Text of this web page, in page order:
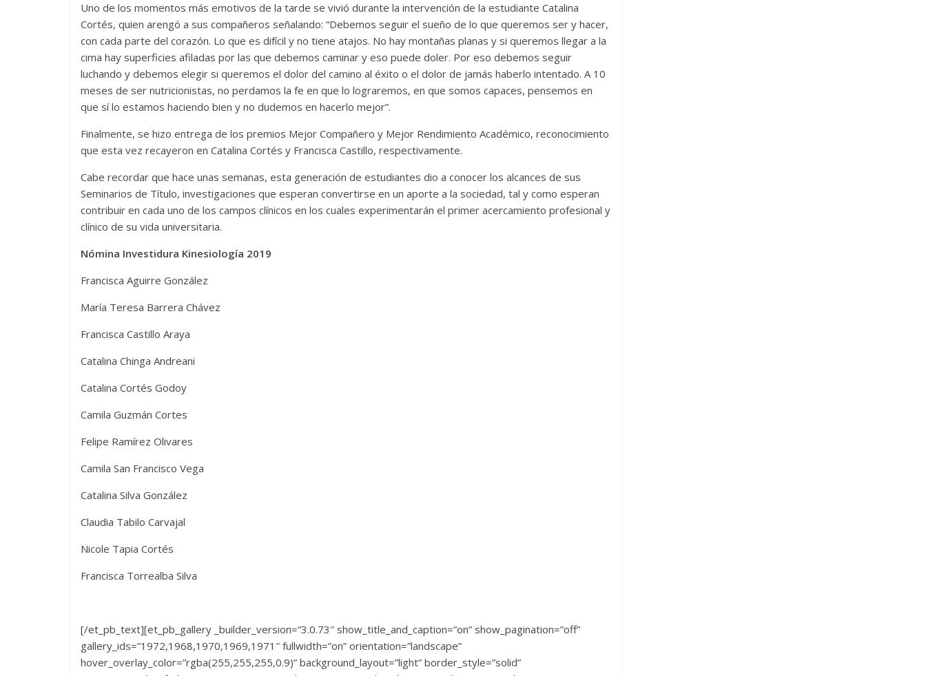
Uno de los momentos más emotivos de la tarde se vivió durante la intervención de la estudiante Catalina
Cortés, quien arengó a sus compañeros señalando: “Debemos seguir el sueño de lo que queremos ser y hacer,
con cada parte del corazón. Lo que es difícil y no tiene atajos. No hay montañas planas y si queremos llegar a la
cima hay superficies afiladas por las que debemos caminar y eso puede doler. Por eso debemos seguir
luchando y debemos elegir si queremos el dolor del camino al éxito o el dolor de jamás haberlo intentado. A 10
meses de ser nutricionistas, no perdamos la fe en que lo lograremos, en que somos capaces, pensemos en
que sí lo estamos haciendo bien y no dudemos en hacerlo mejor”.
Finalmente, se hizo entrega de los premios Mejor Compañero y Mejor Rendimiento Académico, reconocimiento
que esta vez recayeron en Catalina Cortés y Francisca Castillo, respectivamente.
Cabe recordar que hace unas semanas, esta generación de estudiantes dio a conocer los alcances de sus
Seminarios de Título, investigaciones que esperan convertirse en un aporte a la sociedad, tal y como esperan
contribuir en cada uno de los campos clínicos en los cuales experimentarán el primer acercamiento profesional y
clínico de su vida universitaria.
Nómina Investidura Kinesiología 2019
Francisca Aguirre González
María Teresa Barrera Chávez
Francisca Castillo Araya
Catalina Chinga Andreani
Catalina Cortés Godoy
Camila Guzmán Cortes
Felipe Ramírez Olivares
Camila San Francisco Vega
Catalina Silva González
Claudia Tabilo Carvajal
Nicole Tapia Cortés
Francisca Torrealba Silva
[/et_pb_text][et_pb_gallery _builder_version=”3.0.73″ show_title_and_caption=”on” show_pagination=”off”
gallery_ids=”1972,1968,1970,1969,1971″ fullwidth=”on” orientation=”landscape”
hover_overlay_color=”rgba(255,255,255,0.9)” background_layout=”light” border_style=”solid”